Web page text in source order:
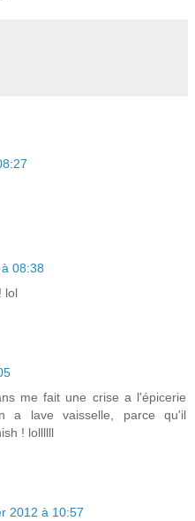
08:38
lol
me fait une crise a l'épicerie
a lave vaisselle, parce qu'il
! lollllll
2012 à 10:57